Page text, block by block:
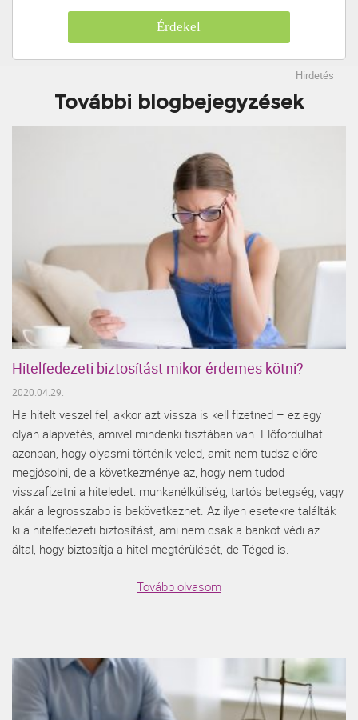
Érdekel
Hirdetés
További blogbejegyzések
Hitelfedezeti biztosítást mikor érdemes kötni?
2020.04.29.
Ha hitelt veszel fel, akkor azt vissza is kell fizetned – ez egy
olyan alapvetés, amivel mindenki tisztában van. Előfordulhat
azonban, hogy olyasmi történik veled, amit nem tudsz előre
megjósolni, de a következménye az, hogy nem tudod
visszafizetni a hiteledet: munkanélküliség, tartós betegség, vagy
akár a legrosszabb is bekövetkezhet. Az ilyen esetekre találták
ki a hitelfedezeti biztosítást, ami nem csak a bankot védi az
által, hogy biztosítja a hitel megtérülését, de Téged is.
Tovább olvasom